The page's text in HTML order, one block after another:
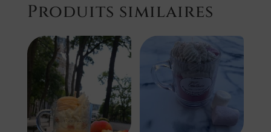
Produits similaires